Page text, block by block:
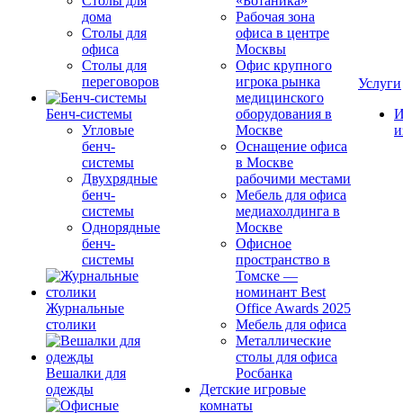
дома
Столы для
офиса
Столы для
переговоров
Бенч-системы
Угловые
бенч-
системы
Двухрядные
бенч-
системы
Однорядные
бенч-
системы
Журнальные
столики
Вешалки для
одежды
Рабочая зона
офиса в центре
Москвы
Офис крупного
игрока рынка
медицинского
оборудования в
Москве
Оснащение офиса
в Москве
рабочими местами
Мебель для офиса
медиахолдинга в
Москве
Офисное
пространство в
Томске —
номинант Best
Office Awards 2025
Мебель для офиса
Металлические
столы для офиса
Росбанка
Детские игровые
комнаты
Услуги